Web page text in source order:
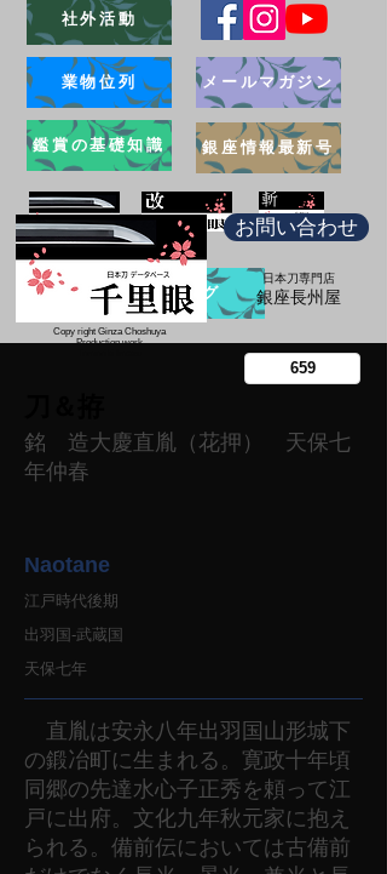
社外活動
業物位列
鑑賞の基礎知識
メールマガジン
銀座情報最新号
ブログ
お問い合わせ
日本刀専門店
​銀座長州屋
Copy right Ginza Choshuya
Production work
銘 造大慶直胤（花押） 天保七
年仲春
Naotane
江戸時代後期
出羽国-武蔵国
天保七年
直胤は安永八年出羽国山形城下
の鍛冶町に生まれる。寛政十年頃
同郷の先達水心子正秀を頼って江
戸に出府。文化九年秋元家に抱え
られる。備前伝においては古備前